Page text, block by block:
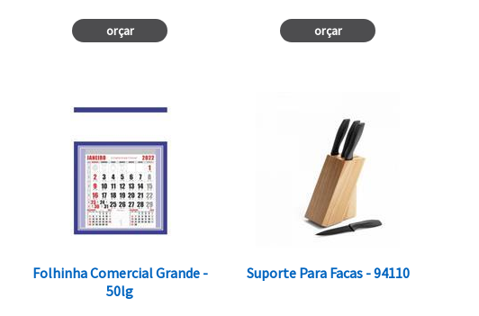
orçar orçar
Folhinha Comercial Grande -
50lg
Suporte Para Facas - 94110